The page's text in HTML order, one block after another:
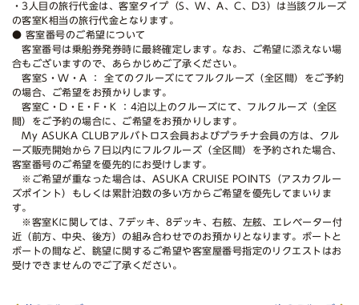
・3人目の旅行代金は、客室タイプ（S、W、A、C、D3）は当該クルーズ
の客室K相当の旅行代金となります。
● 客室番号のご希望について
客室番号は乗船券発券時に最終確定します。なお、ご希望に添えない場
合もございますので、あらかじめご了承ください。
客室S・W・A ： 全てのクルーズにてフルクルーズ（全区間）をご予約
の場合、ご希望をお預かりします。
客室C・D・E・F・K ：4泊以上のクルーズにて、フルクルーズ（全区
間）をご予約の場合に、ご希望をお預かりします。
My ASUKA CLUBアルバトロス会員およびプラチナ会員の方は、クル
ーズ販売開始から７日以内にフルクルーズ（全区間）を予約された場合、
客室番号のご希望を優先的にお受けします。
※ご希望が重なった場合は、ASUKA CRUISE POINTS（アスカクルー
ズポイント）もしくは累計泊数の多い方からご希望を優先してまいりま
す。
※客室Kに関しては、7デッキ、8デッキ、右舷、左舷、エレベーター付
近（前方、中央、後方）の組み合わせでのお預かりとなります。ボートと
ボートの間など、眺望に関するご希望や客室屋番号指定のリクエストはお
受けできませんのでご了承ください。